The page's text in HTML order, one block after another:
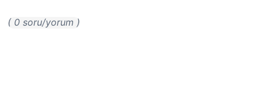
( 0 soru/yorum )